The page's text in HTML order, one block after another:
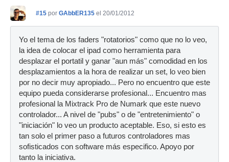
#15 por GAbbER135 el 20/01/2012
Yo el tema de los faders "rotatorios" como que no lo veo,
la idea de colocar el ipad como herramienta para
desplazar el portatil y ganar "aun más" comodidad en los
desplazamientos a la hora de realizar un set, lo veo bien
por no decir muy apropiado... Pero no encuentro que este
equipo pueda considerarse profesional... Encuentro mas
profesional la Mixtrack Pro de Numark que este nuevo
controlador... A nivel de "pubs" o de "entretenimiento" o
"iniciación" lo veo un producto aceptable. Eso, si esto es
tan solo el primer paso a futuros controladores mas
sofisticados con software más especifico. Apoyo por
tanto la iniciativa.